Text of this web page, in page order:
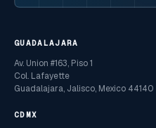
GUADALAJARA
Av. Union #163, Piso 1
Col. Lafayette
Guadalajara, Jalisco, Mexico 44140
CDMX